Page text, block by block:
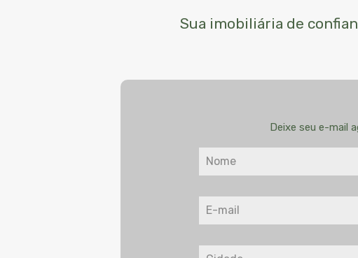
Sua imobiliária de
Deixe seu e-mail